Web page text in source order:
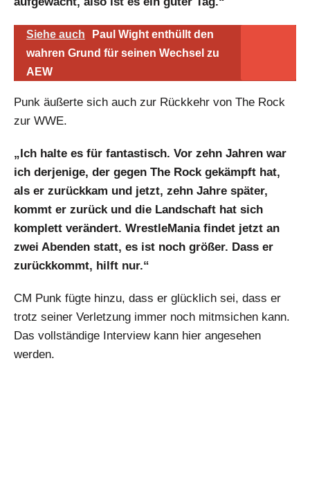
Siehe auch
Paul Wight enthüllt den
wahren Grund für seinen Wechsel zu
AEW
Punk äußerte sich auch zur Rückkehr von The Rock
zur WWE.
„Ich halte es für fantastisch. Vor zehn Jahren war
ich derjenige, der gegen The Rock gekämpft hat,
als er zurückkam und jetzt, zehn Jahre später,
kommt er zurück und die Landschaft hat sich
komplett verändert. WrestleMania findet jetzt an
zwei Abenden statt, es ist noch größer. Dass er
zurückkommt, hilft nur.“
CM Punk fügte hinzu, dass er glücklich sei, dass er
trotz seiner Verletzung immer noch mitmsichen kann.
Das vollständige Interview kann hier angesehen
werden.